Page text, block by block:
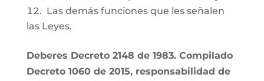
Las demás funciones que les señalen
las Leyes.
Deberes Decreto 2148 de 1983. Compilado
Decreto 1060 de 2015, responsabilidad de